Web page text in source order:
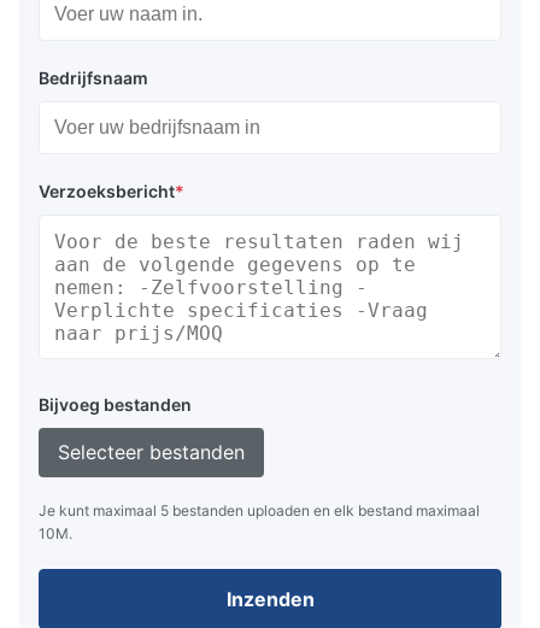
Bedrijfsnaam
Verzoeksbericht*
Bijvoeg bestanden
Selecteer bestanden
Je kunt maximaal 5 bestanden uploaden en elk bestand maximaal
10M.
Inzenden